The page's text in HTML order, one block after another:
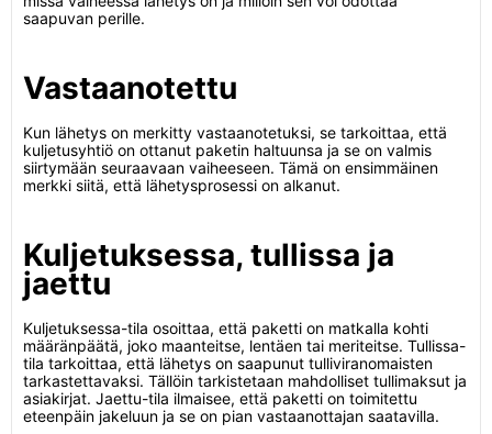
saapuvan perille.
Vastaanotettu
Kun lähetys on merkitty vastaanotetuksi, se tarkoittaa, että
kuljetusyhtiö on ottanut paketin haltuunsa ja se on valmis
siirtymään seuraavaan vaiheeseen. Tämä on ensimmäinen
merkki siitä, että lähetysprosessi on alkanut.
Kuljetuksessa, tullissa ja
jaettu
Kuljetuksessa-tila osoittaa, että paketti on matkalla kohti
määränpäätä, joko maanteitse, lentäen tai meriteitse. Tullissa-
tila tarkoittaa, että lähetys on saapunut tulliviranomaisten
tarkastettavaksi. Tällöin tarkistetaan mahdolliset tullimaksut ja
asiakirjat. Jaettu-tila ilmaisee, että paketti on toimitettu
eteenpäin jakeluun ja se on pian vastaanottajan saatavilla.